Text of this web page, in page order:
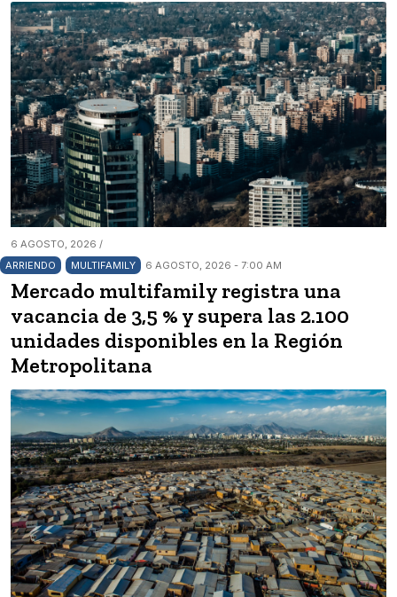
6 AGOSTO, 2026 /
ARRIENDO
MULTIFAMILY 6 AGOSTO, 2026 - 7:00 AM
Mercado multifamily registra una
vacancia de 3,5 % y supera las 2.100
unidades disponibles en la Región
Metropolitana